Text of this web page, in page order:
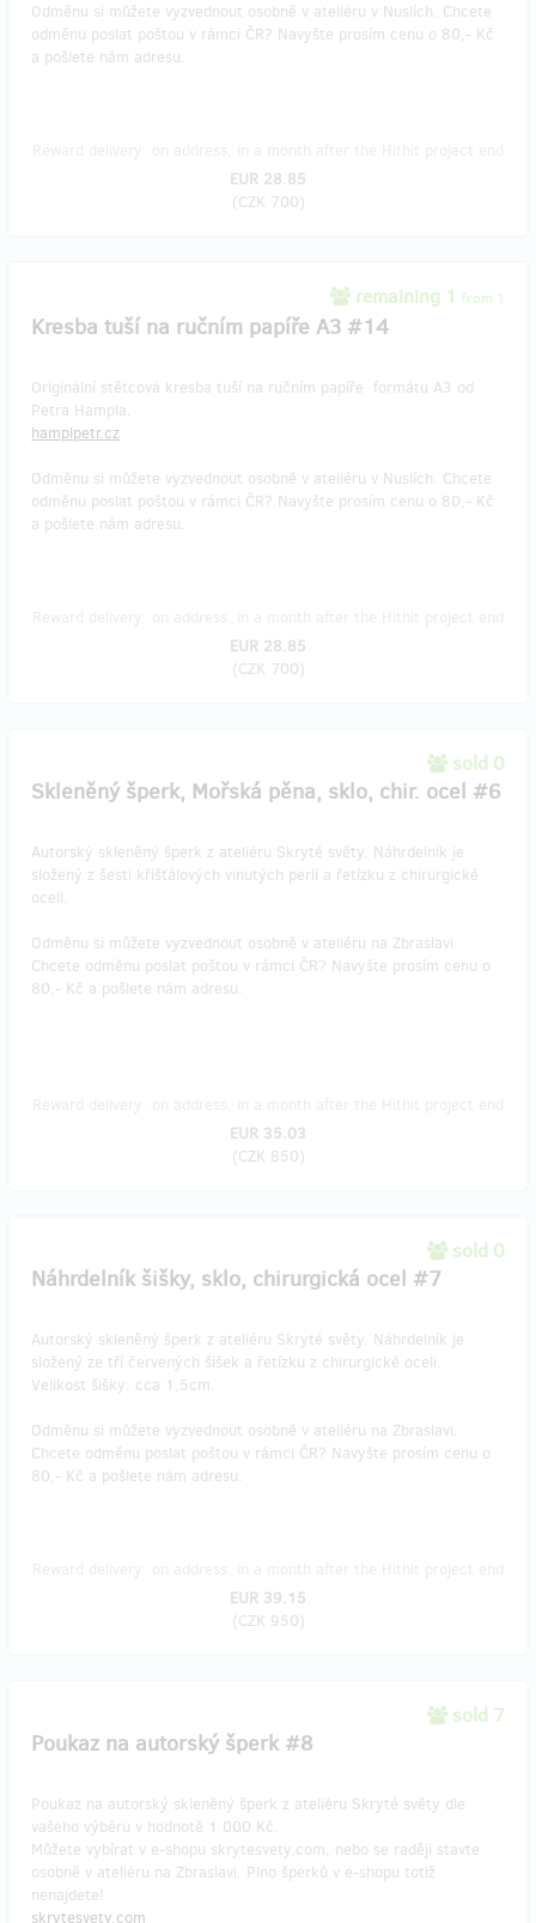
Odměnu si můžete vyzvednout osobně v ateliéru v Nuslích. Chcete
odměnu poslat poštou v rámci ČR? Navyšte prosím cenu o 80,- Kč
a pošlete nám adresu.
EUR 28.85
(CZK 700)
remaining 1 from 1
Kresba tuší na ručním papíře A3 #14
Originální stětcová kresba tuší na ručním papíře formátu A3 od
Petra Hampla.
hamplpetr.cz
Odměnu si můžete vyzvednout osobně v ateliéru v Nuslích. Chcete
odměnu poslat poštou v rámci ČR? Navyšte prosím cenu o 80,- Kč
a pošlete nám adresu.
EUR 28.85
(CZK 700)
sold 0
Skleněný šperk, Mořská pěna, sklo, chir. ocel #6
Autorský skleněný šperk z ateliéru Skryté světy. Náhrdelník je
složený z šesti křišťálových vinutých perlí a řetízku z chirurgické
oceli.
Odměnu si můžete vyzvednout osobně v ateliéru na Zbraslavi.
Chcete odměnu poslat poštou v rámci ČR? Navyšte prosím cenu o
80,- Kč a pošlete nám adresu.
EUR 35.03
(CZK 850)
sold 0
Náhrdelník šišky, sklo, chirurgická ocel #7
Autorský skleněný šperk z ateliéru Skryté světy. Náhrdelník je
složený ze tří červených šišek a řetízku z chirurgické oceli.
Velikost šišky: cca 1,5cm.
Odměnu si můžete vyzvednout osobně v ateliéru na Zbraslavi.
Chcete odměnu poslat poštou v rámci ČR? Navyšte prosím cenu o
80,- Kč a pošlete nám adresu.
EUR 39.15
(CZK 950)
sold 7
Poukaz na autorský šperk #8
Poukaz na autorský skleněný šperk z ateliéru Skryté světy dle
vašeho výběru v hodnotě 1 000 Kč.
Můžete vybírat v e-shopu skrytesvety.com, nebo se raději stavte
osobně v ateliéru na Zbraslavi. Plno šperků v e-shopu totiž
nenajdete!
skrytesvety.com